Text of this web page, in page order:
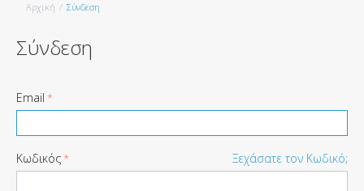
Αρχική / Σύνδεση
Σύνδεση
Email
Κωδικός Ξεχάσατε τον Κωδικό;